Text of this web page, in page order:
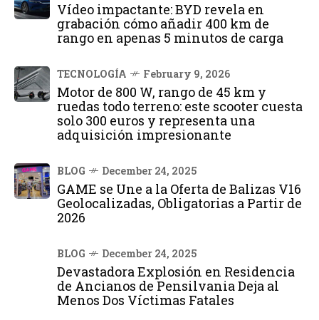
Vídeo impactante: BYD revela en
grabación cómo añadir 400 km de
rango en apenas 5 minutos de carga
TECNOLOGÍA February 9, 2026
Motor de 800 W, rango de 45 km y
ruedas todo terreno: este scooter cuesta
solo 300 euros y representa una
adquisición impresionante
BLOG December 24, 2025
GAME se Une a la Oferta de Balizas V16
Geolocalizadas, Obligatorias a Partir de
2026
BLOG December 24, 2025
Devastadora Explosión en Residencia
de Ancianos de Pensilvania Deja al
Menos Dos Víctimas Fatales